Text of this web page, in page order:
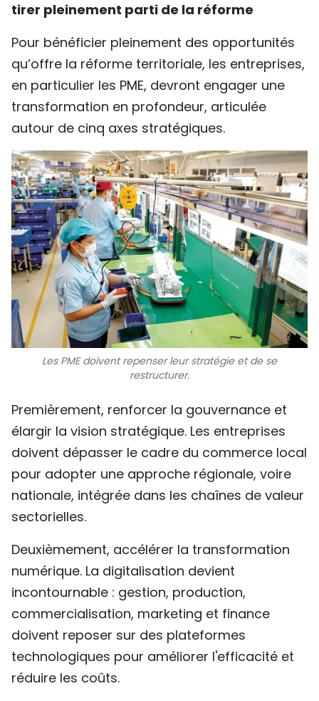
tirer pleinement parti de la réforme
Pour bénéficier pleinement des opportunités
qu’offre la réforme territoriale, les entreprises,
en particulier les PME, devront engager une
transformation en profondeur, articulée
autour de cinq axes stratégiques.
Les PME doivent repenser leur stratégie et de se
restructurer.
Premièrement, renforcer la gouvernance et
élargir la vision stratégique. Les entreprises
doivent dépasser le cadre du commerce local
pour adopter une approche régionale, voire
nationale, intégrée dans les chaînes de valeur
sectorielles.
Deuxièmement, accélérer la transformation
numérique. La digitalisation devient
incontournable : gestion, production,
commercialisation, marketing et finance
doivent reposer sur des plateformes
technologiques pour améliorer l'efficacité et
réduire les coûts.